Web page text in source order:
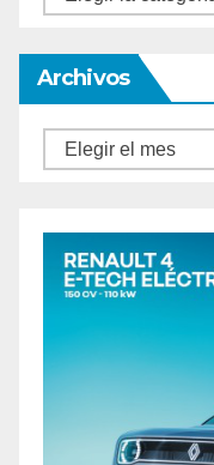
Archivos
Archivos